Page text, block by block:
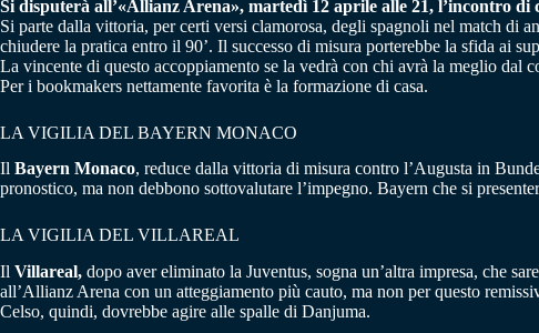
Si disputerà all’«Allianz Arena», martedì 12 aprile alle 21, l’incontro
Si parte dalla vittoria, per certi versi clamorosa, degli spagnoli nel match di
chiudere la pratica entro il 90’. Il successo di misura porterebbe la sfida ai
La vincente di questo accoppiamento se la vedrà con chi avrà la meglio
Per i bookmakers nettamente favorita è la formazione di casa.
LA VIGILIA DEL BAYERN MONACO
Il Bayern Monaco, reduce dalla vittoria di misura contro l’Augusta in
pronostico, ma non debbono sottovalutare l’impegno. Bayern che si
LA VIGILIA DEL VILLAREAL
Il Villareal, dopo aver eliminato la Juventus, sogna un’altra impresa, che
all’Allianz Arena con un atteggiamento più cauto, ma non per questo
Celso, quindi, dovrebbe agire alle spalle di Danjuma.